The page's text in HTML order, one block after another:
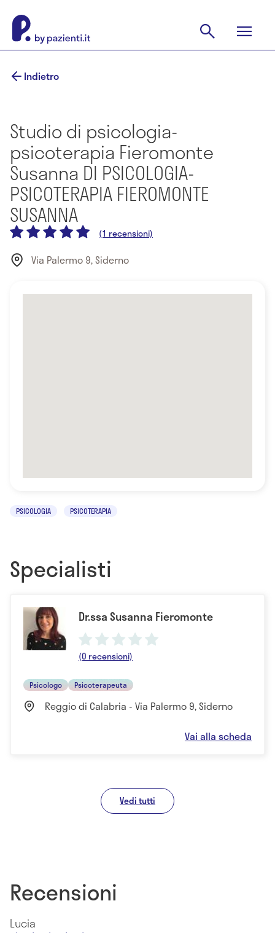
Indietro
Studio di psicologia-
psicoterapia Fieromonte
Susanna DI PSICOLOGIA-
PSICOTERAPIA FIEROMONTE
SUSANNA
(1 recensioni)
Via Palermo 9, Siderno
PSICOLOGIA PSICOTERAPIA
Specialisti
Dr.ssa Susanna Fieromonte
(0 recensioni)
Psicologo Psicoterapeuta
Reggio di Calabria - Via Palermo 9, Siderno
Vai alla scheda
Vedi tutti
Recensioni
Lucia